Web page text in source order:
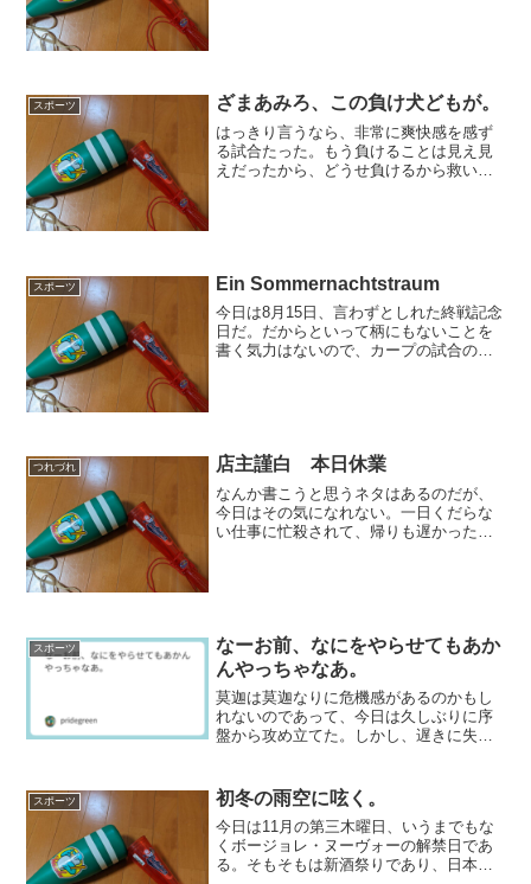
スポーツ ざまあみろ、この負け犬どもが。
はっきり言うなら、非常に爽快感を感ず
る試合たった。もう負けることは見え見
えだったから、どうせ負けるから救いよ
スポーツ Ein Sommernachtstraum
今日は8月15日、言わずとしれた終戦記念
日だ。だからといって柄にもないことを
書く気力はないので、カープの試合のな
つれづれ 店主謹白 本日休業
なんか書こうと思うネタはあるのだが、
今日はその気になれない。一日くだらな
い仕事に忙殺されて、帰りも遅かった。
スポーツ
なーお前、なにをやらせてもあか
んやっちゃなあ。
莫迦は莫迦なりに危機感があるのかもし
れないのであって、今日は久しぶりに序
盤から攻め立てた。しかし、遅きに失し
まったのだ。こんな状態になって、生半
可な手で抜けられると思っ...
スポーツ 初冬の雨空に呟く。
今日は11月の第三木曜日、いうまでもな
くボージョレ・ヌーヴォーの解禁日であ
る。そもそもは新酒祭りであり、日本人